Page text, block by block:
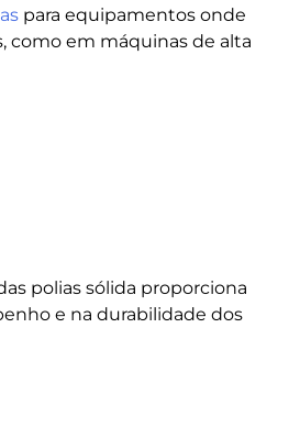
para equipamentos onde
como em máquinas de alta
polias sólida proporciona
e na durabilidade dos